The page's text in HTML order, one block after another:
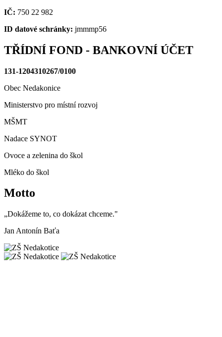
IČ: 750 22 982
ID datové schránky: jmmmp56
TŘÍDNÍ FOND - BANKOVNÍ ÚČET
131-1204310267/0100
Obec Nedakonice
Ministerstvo pro místní rozvoj
MŠMT
Nadace SYNOT
Ovoce a zelenina do škol
Mléko do škol
Motto
„Dokážeme to, co dokázat chceme."
Jan Antonín Baťa